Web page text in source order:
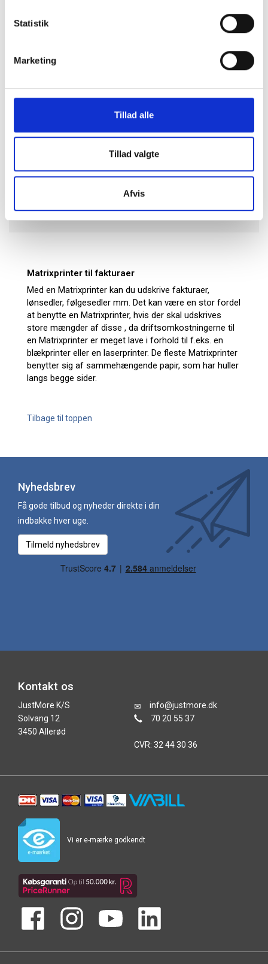
Statistik
Marketing
Tillad alle
Tillad valgte
Afvis
Matrixprinter med gennemslag
Her får du en effektiv printer med lave driftsomkostninger. Du
finder her matrixprintere og også en dot matrix printer, det er
udskrifter der holder længere, med mindre spild, det er effektiv
matrixprintere fra brands som Epson, Lexmark, OPI m.m. til
konkurrencedygtige priser hos JustMore.
Matrixprinter til fakturaer
Med en Matrixprinter kan du udskrive fakturaer,
lønsedler, følgesedler mm. Det kan være en stor fordel
at benytte en Matrixprinter, hvis der skal udskrives
store mængder af disse , da driftsomkostningerne til
en Matrixprinter er meget lave i forhold til f.eks. en
blækprinter eller en laserprinter. De fleste Matrixprinter
benytter sig af sammehængende papir, som har huller
langs begge sider.
Tilbage til toppen
Nyhedsbrev
Få gode tilbud og nyheder direkte i din
indbakke hver uge.
Tilmeld nyhedsbrev
Kontakt os
JustMore K/S
Solvang 12
3450 Allerød
info@justmore.dk
70 20 55 37
CVR: 32 44 30 36
Vi er e-mærke godkendt